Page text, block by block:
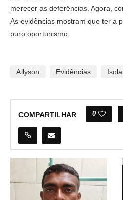
merecer as deferências. Agora,
As evidências mostram que ter a
puro oportunismo.
Allyson Evidências
COMPARTILHAR 0